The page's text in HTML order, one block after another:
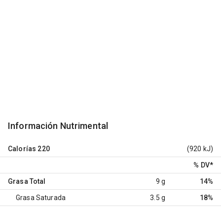
Información Nutrimental
Calorías 220 (920 kJ)
% DV*
Grasa Total 9 g 14%
Grasa Saturada 3.5 g 18%